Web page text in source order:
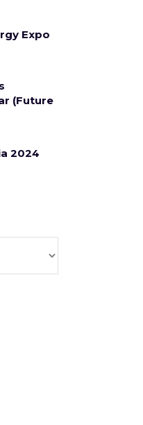
Expo
(Future
2024